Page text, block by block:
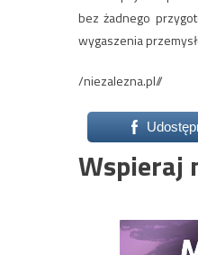
bez żadnego
wygaszenia
/niezalezna.pl//
Wspieraj